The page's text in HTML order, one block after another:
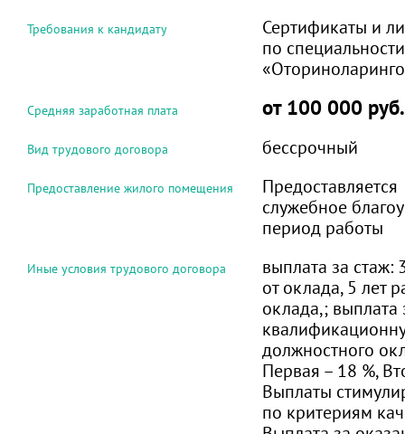
Требования к кандидату
Сертификаты и
по специальности
Средняя заработная плата от 100 000 руб.
Вид трудового договора бессрочный
Предоставление жилого помещения
Предоставляется
служебное
период работы
Иные условия трудового договора
выплата за стаж:
от оклада, 5 лет
оклада,; выплата
должностного
Первая – 18 %,
Выплаты
по критериям